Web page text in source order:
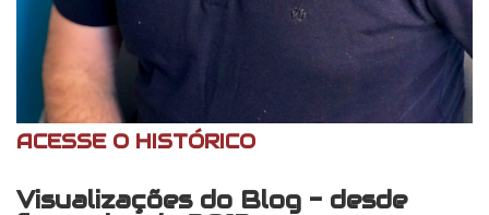
ACESSE O HISTÓRICO
Visualizações do Blog - desde